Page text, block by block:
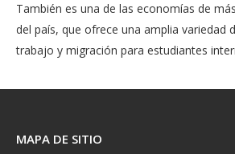
También es una de las economías de
del país, que ofrece una amplia variedad
trabajo y migración para estudiantes
MAPA DE SITIO